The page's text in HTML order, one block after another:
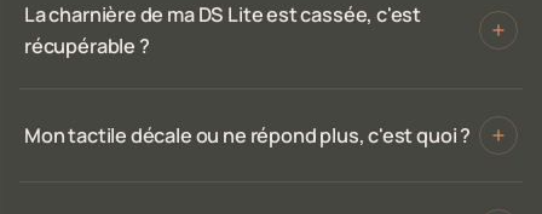
La charnière de ma DS Lite est cassée, c'est
récupérable ?
Mon tactile décale ou ne répond plus, c'est quoi ?